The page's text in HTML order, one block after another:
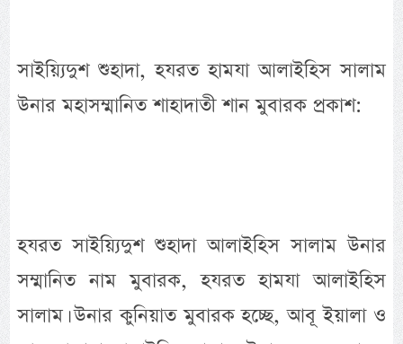
সাইয়্যিদুশ শুহাদা, হযরত হামযা আলাইহিস সালাম
উনার মহাসম্মানিত শাহাদাতী শান মুবারক প্রকাশ:
হযরত সাইয়্যিদুশ শুহাদা আলাইহিস সালাম উনার
সম্মানিত নাম মুবারক, হযরত হামযা আলাইহিস
সালাম। উনার কুনিয়াত মুবারক হচ্ছে, আবূ ইয়ালা ও